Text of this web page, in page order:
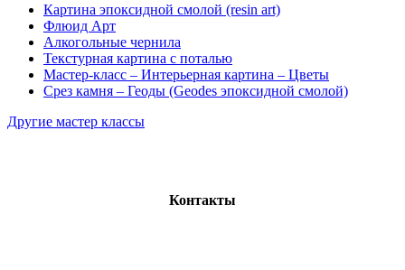
Картина эпоксидной смолой (resin art)
Флюид Арт
Алкогольные чернила
Текстурная картина с поталью
Мастер-класс – Интерьерная картина – Цветы
Срез камня – Геоды (Geodes эпоксидной смолой)
Другие мастер классы
Контакты